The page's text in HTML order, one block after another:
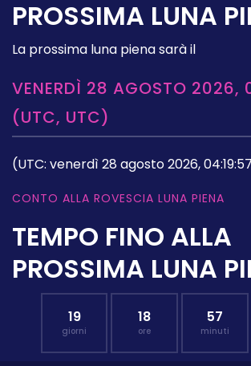
PROSSIMA LUNA
La prossima luna piena sarà il
VENERDÌ 28 AGOSTO 2026,
(UTC, UTC)
(UTC: venerdì 28 agosto 2026,
CONTO ALLA ROVESCIA LUNA PIENA
TEMPO FINO ALLA
PROSSIMA LUNA
19
giorni
18
ore
57
minuti